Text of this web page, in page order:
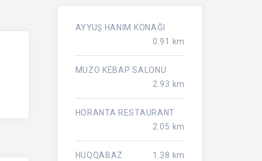
AYYUŞ HANIM KONAĞI
0.91 km
MUZO KEBAP SALONU
2.93 km
HORANTA RESTAURANT
2.05 km
HUQQABAZ 1.38 km